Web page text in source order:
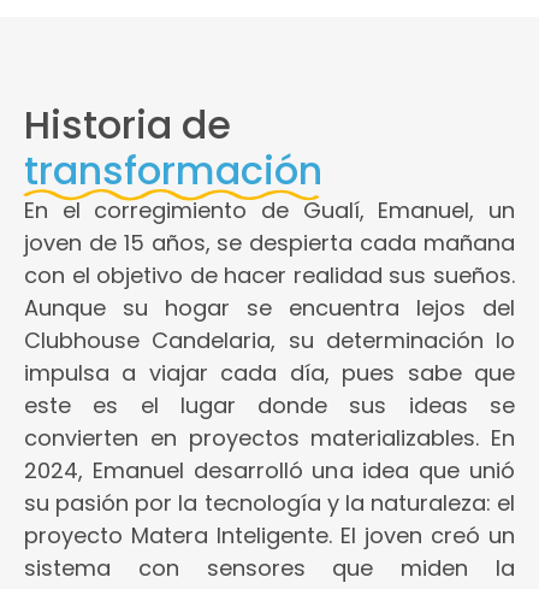
Historia de
transformación
En el corregimiento de Gualí, Emanuel, un
joven de 15 años, se despierta cada mañana
con el objetivo de hacer realidad sus sueños.
Aunque su hogar se encuentra lejos del
Clubhouse Candelaria, su determinación lo
impulsa a viajar cada día, pues sabe que
este es el lugar donde sus ideas se
convierten en proyectos materializables. En
2024, Emanuel desarrolló una idea que unió
su pasión por la tecnología y la naturaleza: el
proyecto Matera Inteligente. El joven creó un
sistema con sensores que miden la